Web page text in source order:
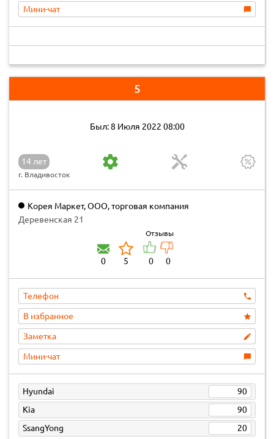
Мини-чат
5
Был: 8 Июля 2022 08:00
14 лет
г. Владивосток
Корея Маркет, ООО, торговая компания
Деревенская 21
0 5
Отзывы
0 0
Телефон
В избранное
Заметка
Мини-чат
Hyundai
90
Kia
90
SsangYong
20